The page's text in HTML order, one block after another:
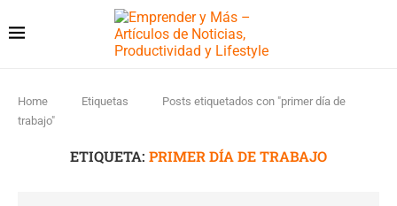
Home Etiquetas
Posts etiquetados con "primer día de
trabajo"
ETIQUETA: PRIMER DÍA DE TRABAJO